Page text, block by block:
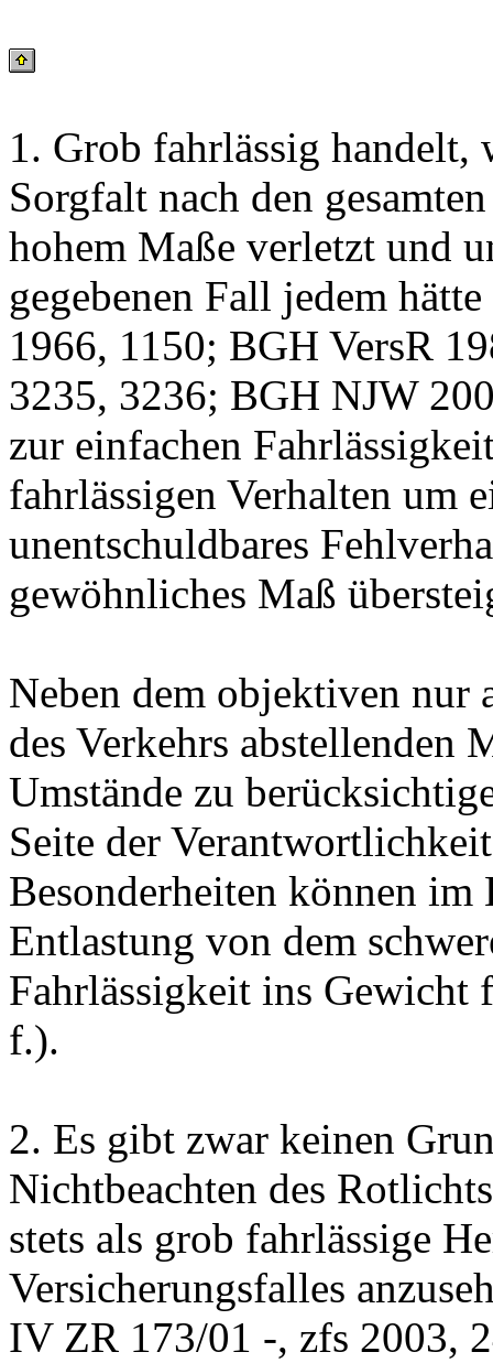
1. Grob fahrlässig
Sorgfalt nach den
hohem Maße verletzt und
gegebenen Fall jedem
1966, 1150; BGH VersR
3235, 3236; BGH NJW
zur einfachen
fahrlässigen Verhalten um
unentschuldbares
gewöhnliches Maß
Neben dem objektiven nur
des Verkehrs abstellenden
Umstände zu
Seite der
Besonderheiten können
Entlastung von dem
Fahrlässigkeit ins Gewicht
f.).
2. Es gibt zwar keinen
Nichtbeachten des
stets als grob fahrlässige
Versicherungsfalles
IV ZR 173/01 -, zfs 2003,